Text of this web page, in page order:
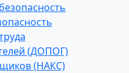
(ДОПОГ)
(НАКС)